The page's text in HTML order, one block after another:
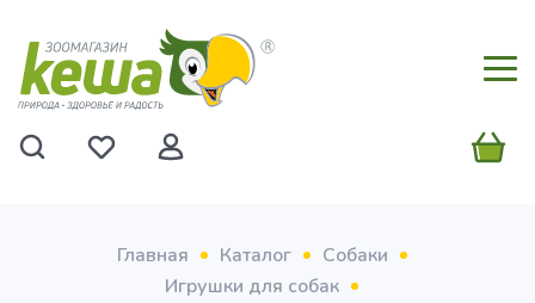
Главная Каталог
Собаки
Игрушки для собак